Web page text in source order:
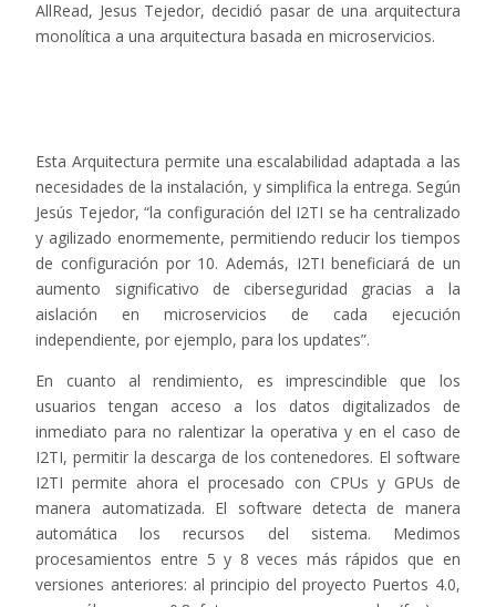
AllRead, Jesus Tejedor, decidió pasar de una arquitectura
monolítica a una arquitectura basada en microservicios.
Esta Arquitectura permite una escalabilidad adaptada a las
necesidades de la instalación, y simplifica la entrega. Según
Jesús Tejedor, “la configuración del I2TI se ha centralizado
y agilizado enormemente, permitiendo reducir los tiempos
de configuración por 10. Además, I2TI beneficiará de un
aumento significativo de ciberseguridad gracias a la
aislación en microservicios de cada ejecución
independiente, por ejemplo, para los updates”.
En cuanto al rendimiento, es imprescindible que los
usuarios tengan acceso a los datos digitalizados de
inmediato para no ralentizar la operativa y en el caso de
I2TI, permitir la descarga de los contenedores. El software
I2TI permite ahora el procesado con CPUs y GPUs de
manera automatizada. El software detecta de manera
automática los recursos del sistema. Medimos
procesamientos entre 5 y 8 veces más rápidos que en
versiones anteriores: al principio del proyecto Puertos 4.0,